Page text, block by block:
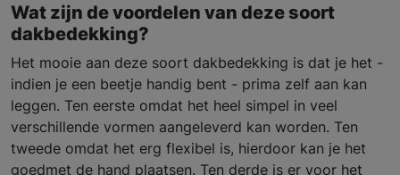
Wat zijn de voordelen van deze soort
dakbedekking?
Het mooie aan deze soort dakbedekking is dat je het -
indien je een beetje handig bent - prima zelf aan kan
leggen. Ten eerste omdat het heel simpel in veel
verschillende vormen aangeleverd kan worden. Ten
tweede omdat het erg flexibel is, hierdoor kan je het
goedmet de hand plaatsen. Ten derde is er voor het